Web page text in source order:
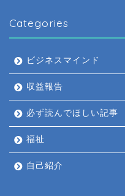
Categories
ビジネスマインド
収益報告
必ず読んでほしい記事
福祉
自己紹介